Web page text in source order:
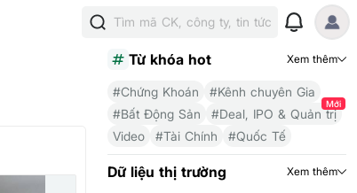
Tìm mã CK, công ty, tin tức
Từ khóa hot Xem thêm
#Chứng Khoán
#Kênh chuyên Gia
#Bất Động Sản
#Deal, IPO & Quản trị
Mới
Video #Tài Chính #Quốc Tế
Dữ liệu thị trường Xem thêm